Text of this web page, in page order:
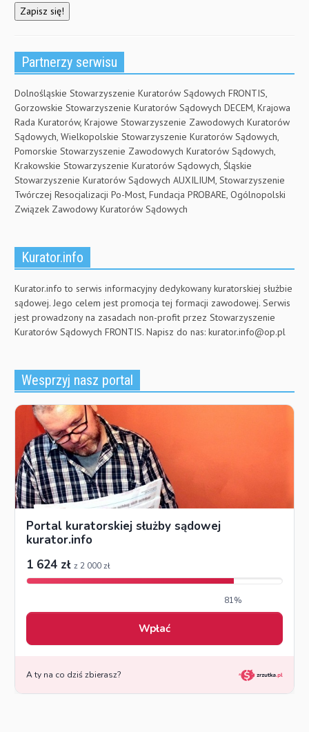
Partnerzy serwisu
Dolnośląskie Stowarzyszenie Kuratorów Sądowych FRONTIS,
Gorzowskie Stowarzyszenie Kuratorów Sądowych DECEM, Krajowa
Rada Kuratorów, Krajowe Stowarzyszenie Zawodowych Kuratorów
Sądowych, Wielkopolskie Stowarzyszenie Kuratorów Sądowych,
Pomorskie Stowarzyszenie Zawodowych Kuratorów Sądowych,
Krakowskie Stowarzyszenie Kuratorów Sądowych, Śląskie
Stowarzyszenie Kuratorów Sądowych AUXILIUM, Stowarzyszenie
Twórczej Resocjalizacji Po-Most, Fundacja PROBARE, Ogólnopolski
Związek Zawodowy Kuratorów Sądowych
Kurator.info
Kurator.info to serwis informacyjny dedykowany kuratorskiej służbie
sądowej. Jego celem jest promocja tej formacji zawodowej. Serwis
jest prowadzony na zasadach non-profit przez Stowarzyszenie
Kuratorów Sądowych FRONTIS. Napisz do nas: kurator.info@op.pl
Wesprzyj nasz portal